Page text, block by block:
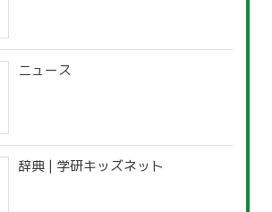
ニュース
辞典 | 学研キッズネット